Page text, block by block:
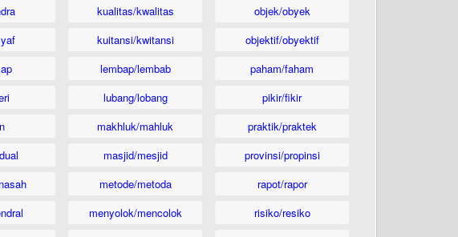
kualitas/kwalitas
kuitansi/kwitansi
lembap/lembab
lubang/lobang
makhluk/mahluk
masjid/mesjid
metode/metoda
menyolok/mencolok
objek/obyek
objektif/obyektif
paham/faham
pikir/fikir
praktik/praktek
provinsi/propinsi
rapot/rapor
risiko/resiko